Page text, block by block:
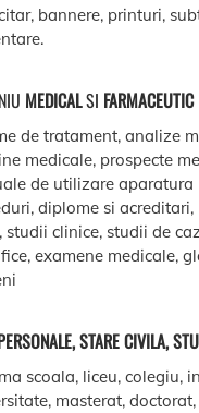
bannere, printuri,
MEDICALSI FARMACEUTIC
de tratament, analize
medicale, prospecte
de utilizare aparatura
diplome si acreditari,
studii clinice, studii de
examene medicale,
STARE CIVILA,
scoala, liceu, colegiu,
masterat,